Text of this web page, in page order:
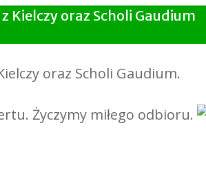
oraz Scholi Gaudium
oraz Scholi Gaudium.
Życzymy miłego odbioru.